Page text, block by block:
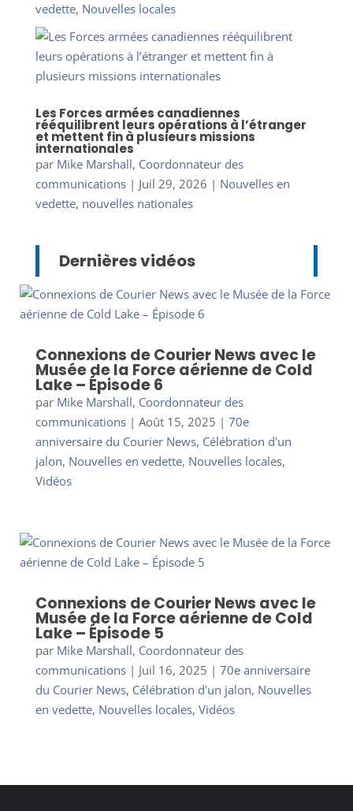
vedette, Nouvelles locales
Les Forces armées canadiennes
rééquilibrent leurs opérations à l’étranger
et mettent fin à plusieurs missions
internationales
par Mike Marshall, Coordonnateur des
communications| Juil 29, 2026 | Nouvelles en
vedette, nouvelles nationales
Dernières vidéos
Connexions de Courier News avec le
Musée de la Force aérienne de Cold
Lake – Épisode 6
par Mike Marshall, Coordonnateur des
communications| Août 15, 2025 | 70e
anniversaire du Courier News, Célébration d'un
jalon, Nouvelles en vedette, Nouvelles locales,
Vidéos
Connexions de Courier News avec le
Musée de la Force aérienne de Cold
Lake – Épisode 5
par Mike Marshall, Coordonnateur des
communications| Juil 16, 2025 | 70e anniversaire
du Courier News, Célébration d'un jalon, Nouvelles
en vedette, Nouvelles locales, Vidéos